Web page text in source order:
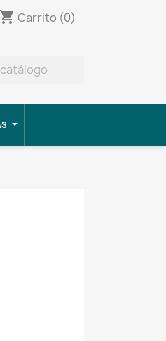
shopping_cart Carrito (0)